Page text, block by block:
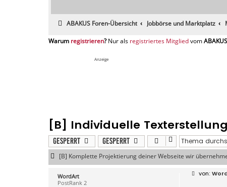
ABAKUS Foren-Übersicht Jobbörse und Marktplatz
registrieren registriertes Mitglied
Anzeige
[B] Individuelle
Gesperrt Gesperrt
[B] Komplette Projektierung deiner Webseite wir
WordArt
PostRank 2
B